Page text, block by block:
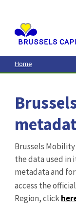
contenu
principal
Home
Brussels
the data used in
metadata and
access the
Region, click